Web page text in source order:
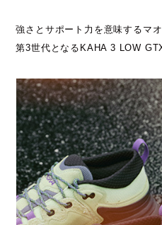
NIKE
OTHERS
PRO-Keds
Reebok
SALOMON
強さとサポート力を意味するマ
第3世代となるKAHA 3 LOW